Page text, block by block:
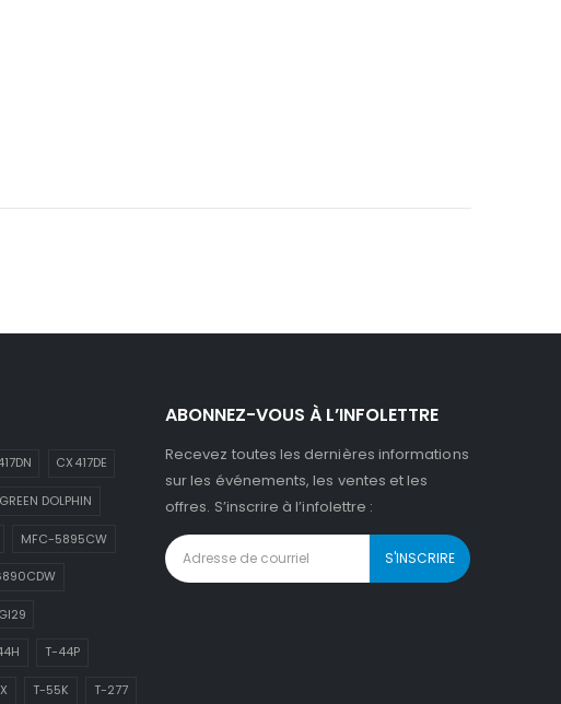
CX417DE
GREEN DOLPHIN
MFC-5895CW
T-44P
T-55K T-277
ABONNEZ-VOUS À L’INFOLETTRE
Recevez toutes les dernières informations
sur les événements, les ventes et les
offres. S’inscrire à l’infolettre :